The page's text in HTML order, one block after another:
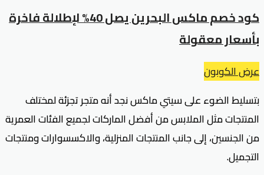
كود خصم ماكس البحرين يصل 40% لإطلالة فاخرة
بأسعار معقولة
عرض الكوبون
بتسليط الضوء على سيتي ماكس نجد أنه متجر تجزئة لمختلف
المنتجات مثل الملابس من أفضل الماركات لجميع الفئات العمرية
من الجنسين، إلى جانب المنتجات المنزلية، والاكسسوارات ومنتجات
التجميل.